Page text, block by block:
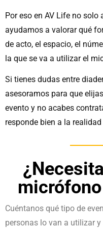
Por eso en AV Life no
ayudamos a valorar qué
de acto, el espacio, el
la que se va a utilizar el
Si tienes dudas entre
asesoramos para que
evento y no acabes
responde bien a la
Cuéntanos qué tipo de
personas lo van a utilizar